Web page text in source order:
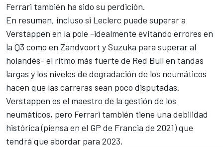
Ferrari también ha sido su perdición.
En resumen, incluso si Leclerc puede superar a
Verstappen en la pole -idealmente evitando errores en
la Q3 como en Zandvoort y Suzuka para superar al
holandés- el ritmo más fuerte de Red Bull en tandas
largas y los niveles de degradación de los neumáticos
hacen que las carreras sean poco disputadas.
Verstappen es el maestro de la gestión de los
neumáticos, pero Ferrari también tiene una debilidad
histórica (piensa en el GP de Francia de 2021) que
tendrá que abordar para 2023.